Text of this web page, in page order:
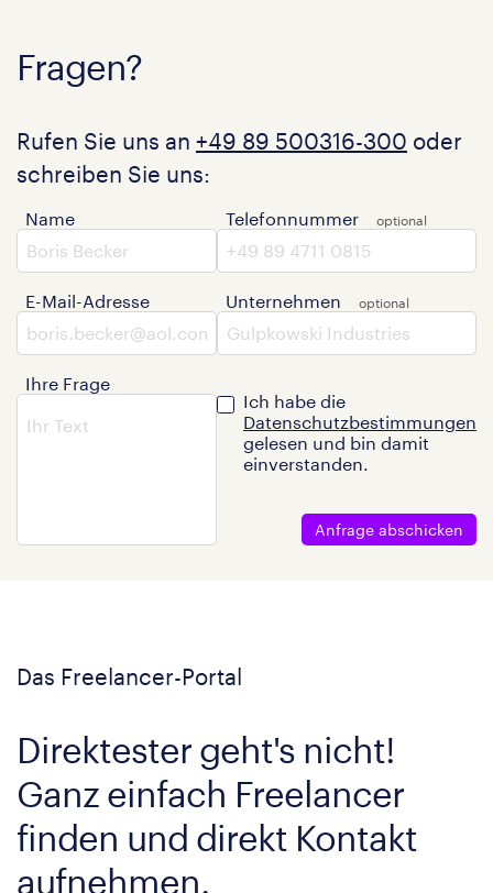
Fragen?
Rufen Sie uns an +49 89 500316-300 oder
schreiben Sie uns:
Name
E-Mail-Adresse
Ihre Frage
Telefonnummer
Unternehmen
Ich habe die
Datenschutzbestimmungen
gelesen und bin damit
einverstanden.
Anfrage abschicken
Das Freelancer-Portal
Direktester geht's nicht!
Ganz einfach Freelancer
finden und direkt Kontakt
aufnehmen.